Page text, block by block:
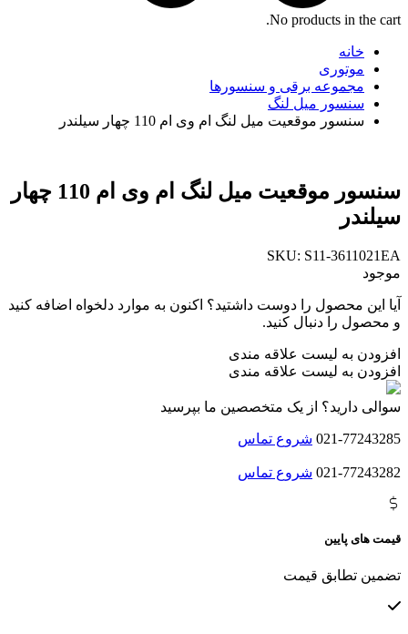
No products in the cart.
خانه
موتوری
مجموعه برقی و سنسورها
سنسور میل لنگ
سنسور موقعیت میل لنگ ام وی ام 110 چهار سیلندر
سنسور موقعیت میل لنگ ام وی ام 110 چهار
سیلندر
SKU: S11-3611021EA
موجود
آیا این محصول را دوست داشتید؟ اکنون به موارد دلخواه اضافه کنید
و محصول را دنبال کنید.
افزودن به لیست علاقه مندی
افزودن به لیست علاقه مندی
سوالی دارید؟ از یک متخصصین ما بپرسید
021-77243285 شروع تماس
021-77243282 شروع تماس
قیمت های پایین
تضمین تطابق قیمت